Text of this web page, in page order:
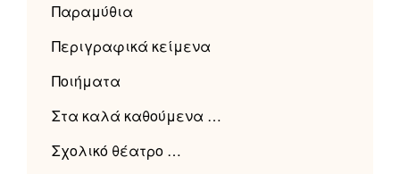
Παραμύθια
Περιγραφικά κείμενα
Ποιήματα
Στα καλά καθούμενα …
Σχολικό θέατρο …